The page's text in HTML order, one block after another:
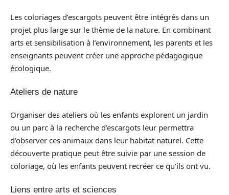
Les coloriages d’escargots peuvent être intégrés dans un
projet plus large sur le thème de la nature. En combinant
arts et sensibilisation à l’environnement, les parents et les
enseignants peuvent créer une approche pédagogique
écologique.
Ateliers de nature
Organiser des ateliers où les enfants explorent un jardin
ou un parc à la recherche d’escargots leur permettra
d’observer ces animaux dans leur habitat naturel. Cette
découverte pratique peut être suivie par une session de
coloriage, où les enfants peuvent recréer ce qu’ils ont vu.
Liens entre arts et sciences